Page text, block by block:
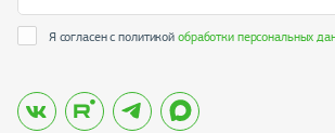
Я согласен с политикойобработки персональных